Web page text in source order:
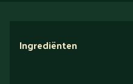
Ingrediënten